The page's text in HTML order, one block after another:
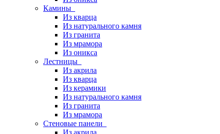
Камины
Из кварца
Из натурального камня
Из гранита
Из мрамора
Из оникса
Лестницы
Из акрила
Из кварца
Из керамики
Из натурального камня
Из гранита
Из мрамора
Стеновые панели
Из акрила